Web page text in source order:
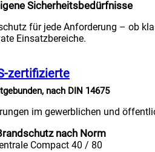
Sicherheitsbedürfnisse
für jede Anforderung – ob
Einsatzbereiche.
zertifizierte
nach DIN 14675
im gewerblichen und
nach Norm
Compact 40 / 80